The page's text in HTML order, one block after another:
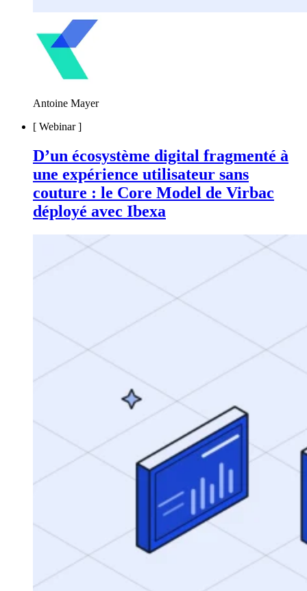
Antoine Mayer
[ Webinar]
D’un écosystème digital fragmenté à
une expérience utilisateur sans
couture : le Core Model de Virbac
déployé avec Ibexa